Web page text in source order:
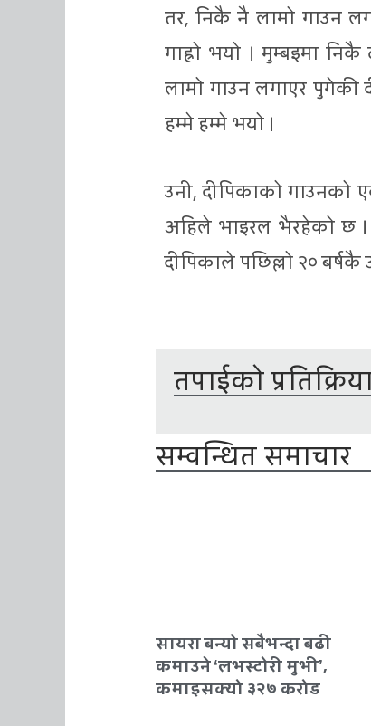
तर, निकै नै लामो गाउन
गाह्रो भयो । मुम्बइमा
लामो गाउन लगाएर पुगेकी
हम्मे हम्मे भयो ।
उनी, दीपिकाको गाउनको
अहिले भाइरल भैरहेको छ ।
दीपिकाले पछिल्लो २०
तपाईको
सम्वन्धित समाचार
सायरा बन्यो सबैभन्दा बढी
कमाउने ‘लभस्टोरी मुभी’,
कमाइसक्यो ३२७ करोड